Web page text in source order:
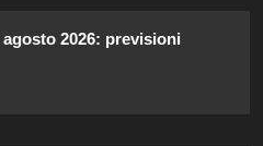
2026: previsioni